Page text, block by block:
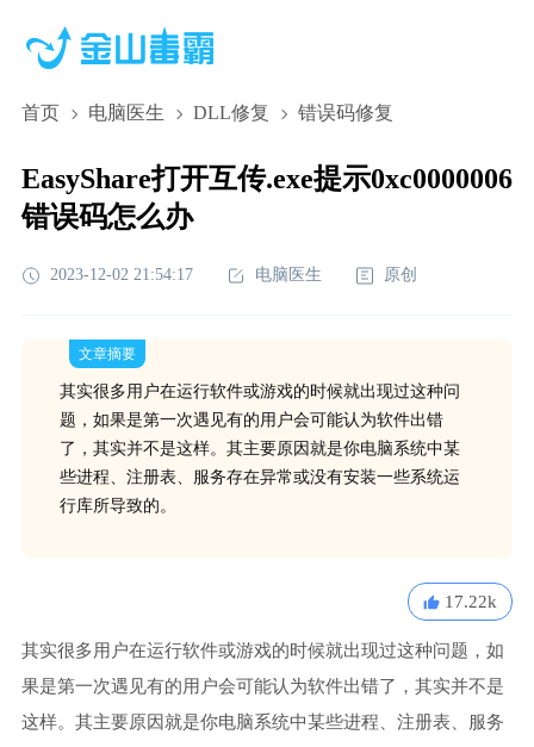
首页 电脑医生 DLL修复 错误码修复
EasyShare打开互传.exe提示0xc0000006
错误码怎么办
2023-12-02 21:54:17 电脑医生 原创
文章摘要
其实很多用户在运行软件或游戏的时候就出现过这种问
题，如果是第一次遇见有的用户会可能认为软件出错
了，其实并不是这样。其主要原因就是你电脑系统中某
些进程、注册表、服务存在异常或没有安装一些系统运
行库所导致的。
17.22k
其实很多用户在运行软件或游戏的时候就出现过这种问题，如
果是第一次遇见有的用户会可能认为软件出错了，其实并不是
这样。其主要原因就是你电脑系统中某些进程、注册表、服务